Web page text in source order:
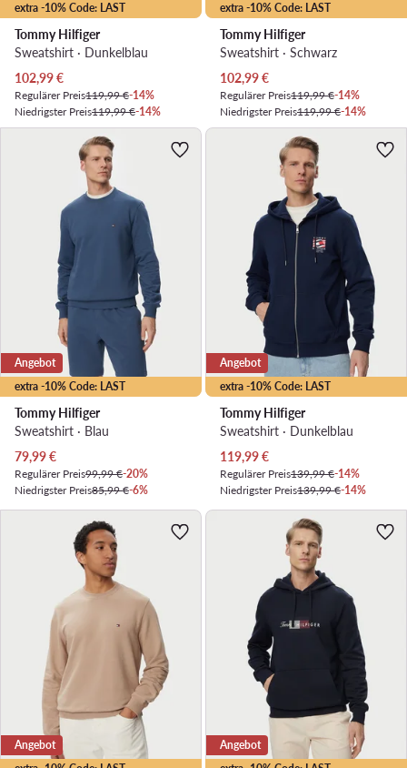
extra -10% Code: LAST
Tommy Hilfiger
Sweatshirt · Dunkelblau
Aktueller Preis
102,99€
Regulärer Preis119,99 €-14%
Niedrigster Preis119,99 €-14%
extra -10% Code: LAST
Tommy Hilfiger
Sweatshirt · Schwarz
Aktueller Preis
102,99€
Regulärer Preis119,99 €-14%
Niedrigster Preis119,99 €-14%
extra -10% Code: LAST
Angebot
Tommy Hilfiger
Sweatshirt · Blau
Aktueller Preis
79,99€
Regulärer Preis99,99 €-20%
Niedrigster Preis85,99 €-6%
extra -10% Code: LAST
Angebot
Tommy Hilfiger
Sweatshirt · Dunkelblau
Aktueller Preis
119,99€
Regulärer Preis139,99 €-14%
Niedrigster Preis139,99 €-14%
Angebot
Angebot